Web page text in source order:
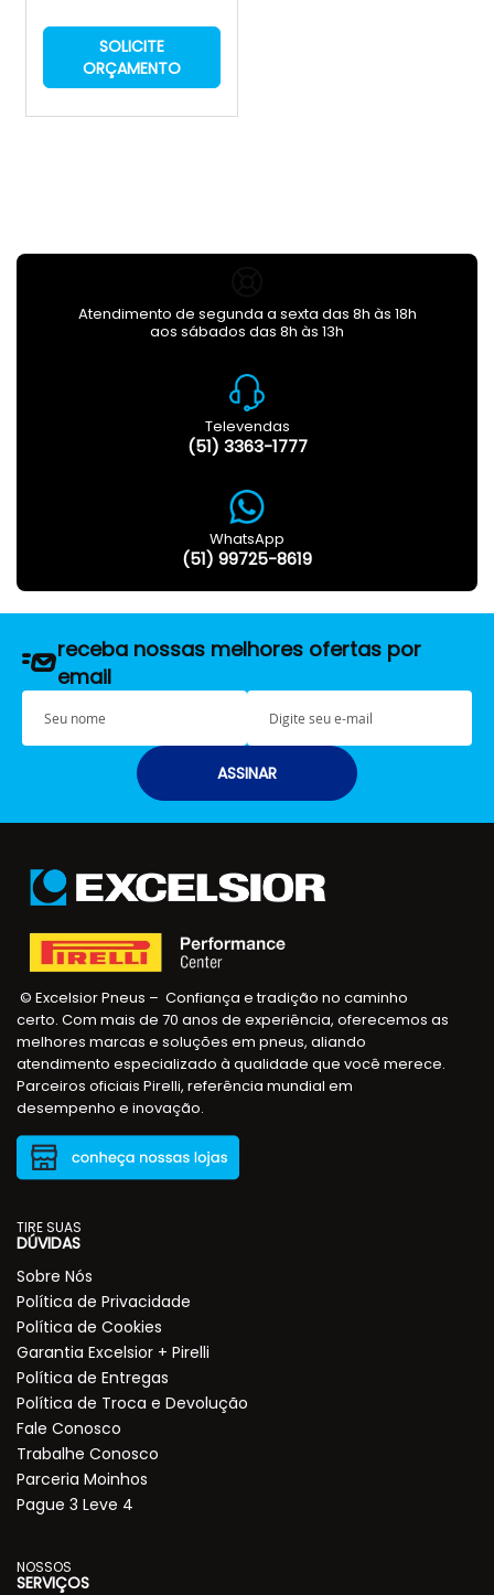
SOLICITE
ORÇAMENTO
Atendimento de segunda a sexta das 8h às 18h
aos sábados das 8h às 13h
Televendas
(51) 3363-1777
WhatsApp
(51) 99725-8619
receba nossas melhores ofertas por
email
S
u
E
m
a
ASSINAR
© Excelsior Pneus – Confiança e tradição no caminho
certo. Com mais de 70 anos de experiência, oferecemos as
melhores marcas e soluções em pneus, aliando
atendimento especializado à qualidade que você merece.
Parceiros oficiais Pirelli, referência mundial em
desempenho e inovação.
TIRE SUAS
DÚVIDAS
Sobre Nós
Política de Privacidade
Política de Cookies
Garantia Excelsior + Pirelli
Política de Entregas
Política de Troca e Devolução
Fale Conosco
Trabalhe Conosco
Parceria Moinhos
Pague 3 Leve 4
NOSSOS
SERVIÇOS